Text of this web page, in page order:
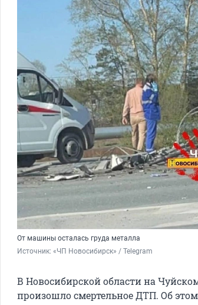
От машины осталась груда металла
Источник: «ЧП Новосибирск» / Telegram
В Новосибирской области на
произошло смертельное ДТП. Об